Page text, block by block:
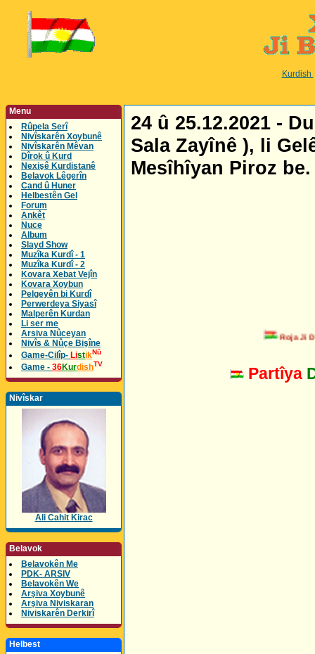
Kurdish
Menu
Rûpela Serî
Nivîskarên Xoybunê
Nivîskarên Mêvan
Dîrok û Kurd
Nexişê Kurdistanê
Belavok Lêgerîn
Cand û Huner
Helbestên Gel
Forum
Ankêt
Nuce
Album
Slayd Show
Muzîka Kurdî - 1
Muzîka Kurdî - 2
Kovara Xebat Vejîn
Kovara Xoybun
Pelgeyên bi Kurdî
Perwerdeya Siyasî
Malperên Kurdan
Li ser me
Arsiva Nûceyan
Nivîs & Nûçe Bişîne
Game-Cilîp- ListikNû
Game - 36KurdishTV
Nivîskar
Ali Cahit Kirac
Belavok
Belavokên Me
PDK- ARSIV
Belavokên We
Arşiva Xoybunê
Arşiva Niviskaran
Niviskarên Derkirî
Helbest
24 û 25.12.2021 -
Sala Zayînê ), li
Mesîhîyan Piroz be.
Roja Ji
Partîya